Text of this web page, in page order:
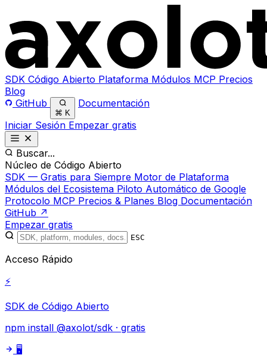
SDK Código Abierto Plataforma Módulos MCP Precios
Blog
GitHub
⌘ K
Documentación
Iniciar Sesión Empezar gratis
Buscar...
Núcleo de Código Abierto
SDK — Gratis para Siempre Motor de Plataforma
Módulos del Ecosistema Piloto Automático de Google
Protocolo MCP Precios & Planes Blog Documentación
GitHub ↗
Empezar gratis
ESC
Acceso Rápido
⚡
SDK de Código Abierto
npm install @axolot/sdk · gratis
🖥️